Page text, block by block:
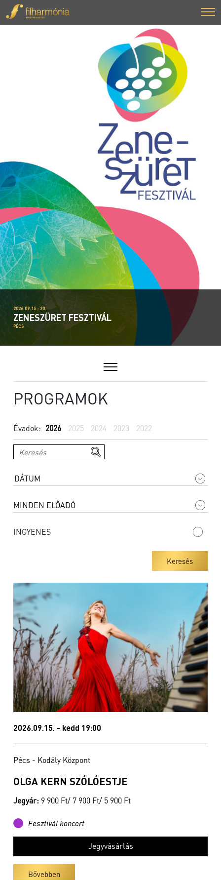
2026.09.15 - 20.
ZENESZÜRET FESZTIVÁL
PÉCS
PROGRAMOK
Évadok: 2026 2025 2024 2023 2022
INGYENES
Keresés
2026.09.15. - kedd 19:00
Pécs - Kodály Központ
OLGA KERN SZÓLÓESTJE
Jegyár: 9 900 Ft/ 7 900 Ft/ 5 900 Ft
Fesztivál koncert
Jegyvásárlás
Bővebben